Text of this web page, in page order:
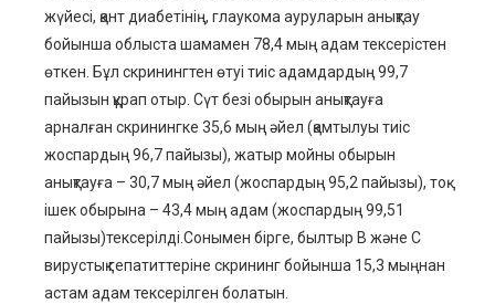
жүйесі, қант диабетінің, глаукома ауруларын анықтау
бойынша облыста шамамен 78,4 мың адам тексерістен
өткен. Бұл скринингтен өтуі тиісадамдардың99,7
пайызын құрап отыр. Сүт безі обырын анықтауға
арналған скринингке 35,6 мың әйел (қамтылуы тиіс
жоспардың96,7пайызы), жатыр мойны обырын
анықтауға – 30,7 мың әйел (жоспардың95,2пайызы), тоқ
ішек обырына – 43,4 мыңадам (жоспардың99,51
пайызы)тексерілді.Сонымен бірге, былтыр В және С
вирустық гепатиттеріне скрининг бойынша 15,3 мыңнан
астам адам тексерілген болатын.